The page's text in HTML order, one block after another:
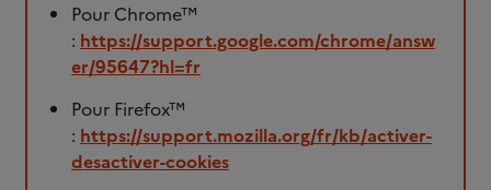
Pour Chrome™
: https://support.google.com/chrome/answ
er/95647?hl=fr
Pour Firefox™
: https://support.mozilla.org/fr/kb/activer-
desactiver-cookies